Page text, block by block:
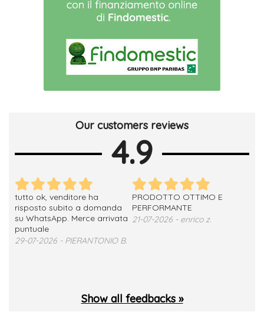
Our customers reviews
4.9
tutto ok, venditore ha
risposto subito a domanda
su WhatsApp. Merce arrivata
puntuale
29-07-2026 - PIERANTONIO B.
PRODOTTO OTTIMO E
PERFORMANTE
21-07-2026 - enrico z.
Show all feedbacks »